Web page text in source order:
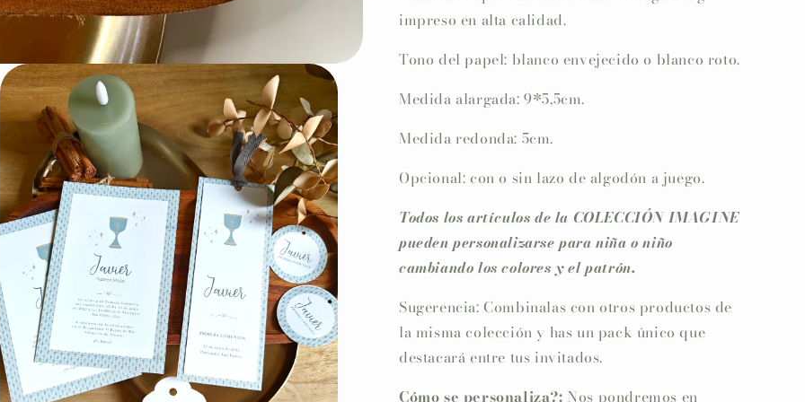
impreso en alta calidad.
Tono del papel: blanco envejecido o blanco roto.
Medida alargada: 9*5,5cm.
Medida redonda: 5cm.
Opcional: con o sin lazo de algodón a juego.
Todos los artículos de la COLECCIÓN IMAGINE
pueden personalizarse para niña o niño
cambiando los colores y el patrón.
Sugerencia: Combinalas con otros productos de
la misma colección y has un pack único que
destacará entre tus invitados.
Cómo se personaliza?: Nos pondremos en